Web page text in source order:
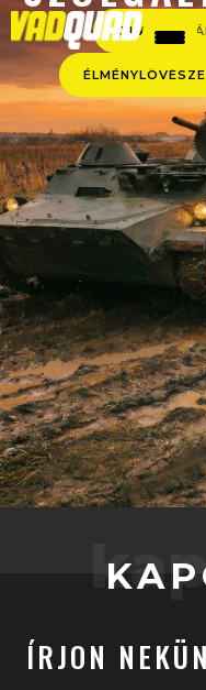
QUAD
ÍRJON